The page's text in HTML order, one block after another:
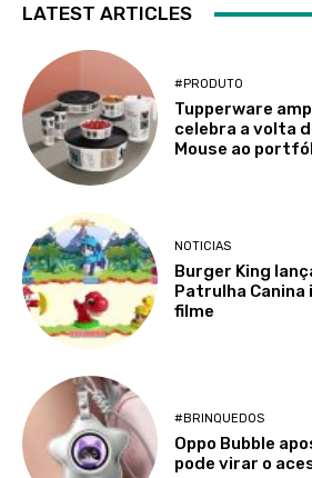
LATEST ARTICLES
#PRODUTO
Tupperware
celebra a volta
Mouse ao
NOTICIAS
Burger King
Patrulha Canina
filme
#BRINQUEDOS
Oppo Bubble
pode virar o